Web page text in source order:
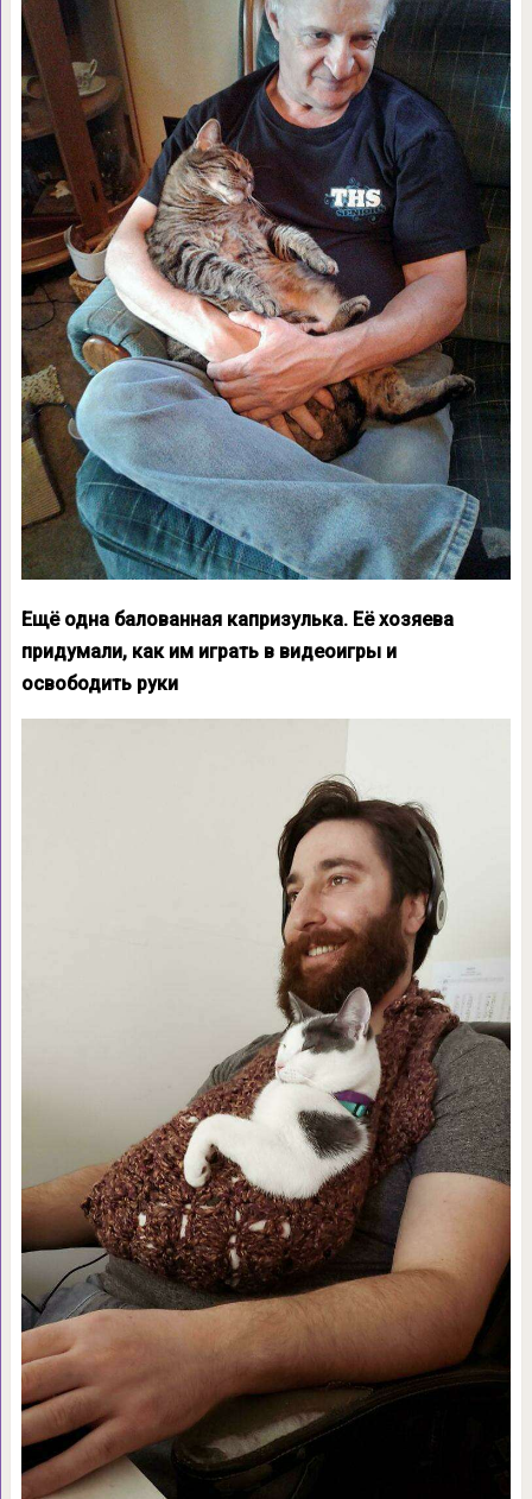
Ещё одна балованная капризулька. Её хозяева
придумали, как им играть в видеоигры и
освободить руки